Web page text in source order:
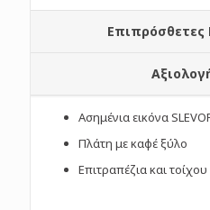
Επιπρόσθετες
Ασημένια εικόνα
Πλάτη με καφέ ξύλο
Επιτραπέζια και τοίχου